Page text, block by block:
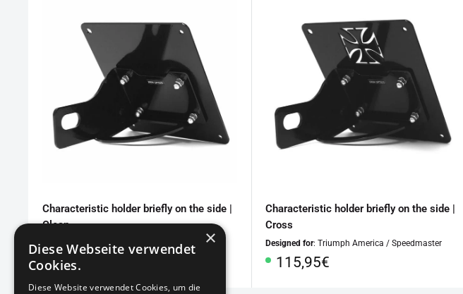
Characteristic holder briefly on the side |
Clean
Designed for : Triumph America / Speedmaster
Special
115,95€
Characteristic holder briefly on the side |
Cross
Designed for: Triumph America / Speedmaster
Special
115,95€
×
Diese Webseite verwendet
Cookies.
Diese Website verwendet Cookies, um die